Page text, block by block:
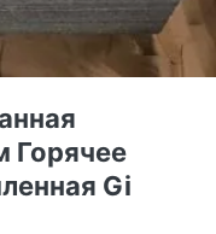
Горячее
Gi